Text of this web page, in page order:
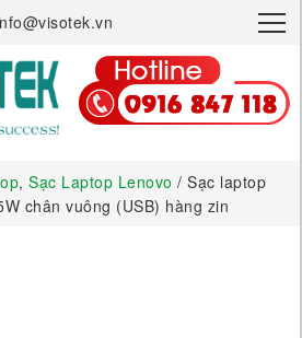
×
, Sạc Laptop Lenovo / Sạc laptop
chân vuông (USB) hàng zin